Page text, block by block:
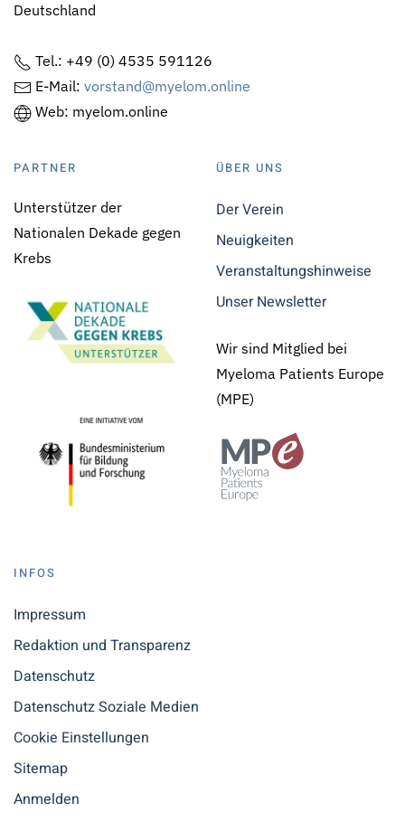
Deutschland
Tel.: +49 (0) 4535 591126
E-Mail: vorstand@myelom.online
Web: myelom.online
PARTNER
Unterstützer der
Nationalen Dekade gegen
Krebs
ÜBER UNS
Der Verein
Neuigkeiten
Veranstaltungshinweise
Unser Newsletter
Wir sind Mitglied bei
Myeloma Patients Europe
(MPE)
INFOS
Impressum
Redaktion und Transparenz
Datenschutz
Datenschutz Soziale Medien
Cookie Einstellungen
Sitemap
Anmelden